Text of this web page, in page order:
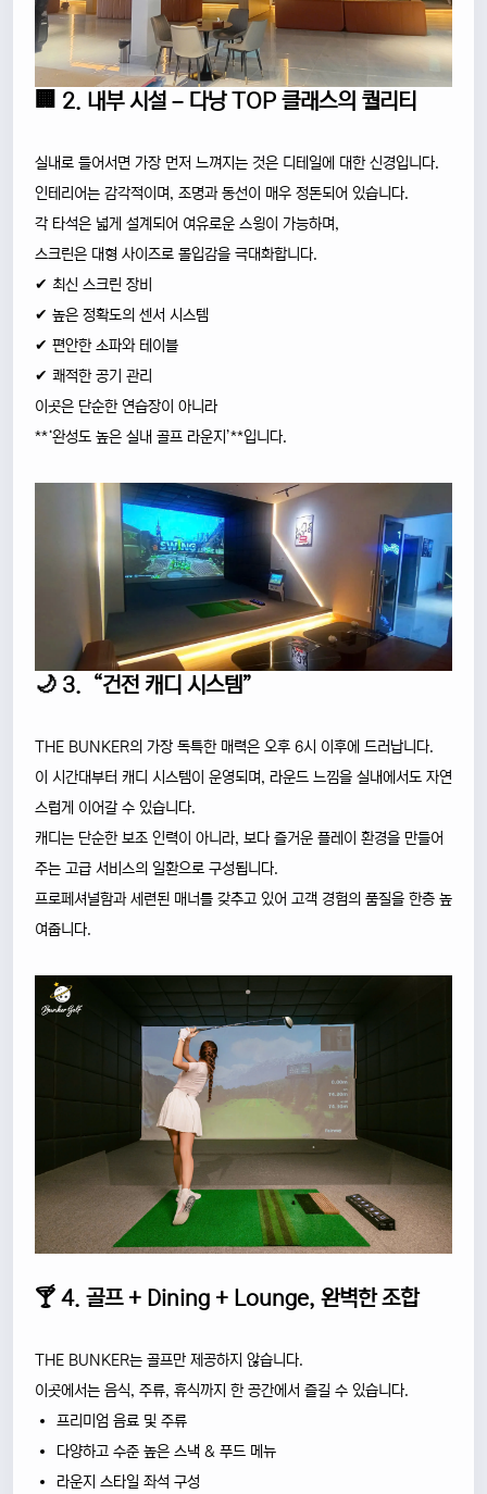
🏢 2. 내부 시설 – 다낭 TOP 클래스의 퀄리티
실내로 들어서면 가장 먼저 느껴지는 것은 디테일에 대한 신경입니다.
인테리어는 감각적이며, 조명과 동선이 매우 정돈되어 있습니다.
각 타석은 넓게 설계되어 여유로운 스윙이 가능하며,
스크린은 대형 사이즈로 몰입감을 극대화합니다.
✔ 최신 스크린 장비
✔ 높은 정확도의 센서 시스템
✔ 편안한 소파와 테이블
✔ 쾌적한 공기 관리
이곳은 단순한 연습장이 아니라
**‘완성도 높은 실내 골프 라운지’**입니다.
🌙 3. “건전 캐디 시스템”
THE BUNKER의 가장 독특한 매력은 오후 6시 이후에 드러납니다.
이 시간대부터 캐디 시스템이 운영되며, 라운드 느낌을 실내에서도 자연
스럽게 이어갈 수 있습니다.
캐디는 단순한 보조 인력이 아니라, 보다 즐거운 플레이 환경을 만들어
주는 고급 서비스의 일환으로 구성됩니다.
프로페셔널함과 세련된 매너를 갖추고 있어 고객 경험의 품질을 한층 높
여줍니다.
🍸 4. 골프 + Dining + Lounge, 완벽한 조합
THE BUNKER는 골프만 제공하지 않습니다.
이곳에서는 음식, 주류, 휴식까지 한 공간에서 즐길 수 있습니다.
프리미엄 음료 및 주류
다양하고 수준 높은 스낵 & 푸드 메뉴
라운지 스타일 좌석 구성